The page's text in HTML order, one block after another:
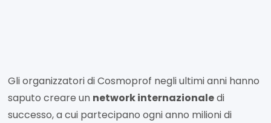
Gli organizzatori di Cosmoprof negli ultimi anni hanno
saputo creare un network internazionaledi
successo, a cui partecipano ogni anno milioni di